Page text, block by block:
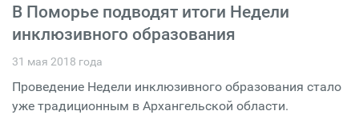
В Поморье подводят итоги Недели
инклюзивного образования
31 мая 2018 года
Проведение Недели инклюзивного образования стало
уже традиционным в Архангельской области.